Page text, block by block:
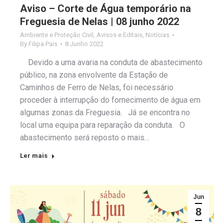
Aviso – Corte de Água temporário na
Freguesia de Nelas | 08 junho 2022
Ambiente e Proteção Civil Avisos e Editais Notícias
By Filipa Pais 8 Junho 2022
Devido a uma avaria na conduta de abastecimento
público, na zona envolvente da Estação de
Caminhos de Ferro de Nelas, foi necessário
proceder à interrupção do fornecimento de água em
algumas zonas da Freguesia. Já se encontra no
local uma equipa para reparação da conduta. O
abastecimento será reposto o mais…
Ler mais
Jun
8